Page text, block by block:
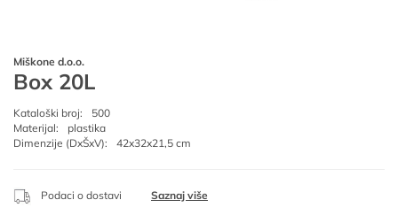
Miškone d.o.o.
Box 20L
Kataloški broj:
500
Materijal:
plastika
Dimenzije (DxŠxV):
42x32x21,5 cm
Podaci o dostavi Saznaj više